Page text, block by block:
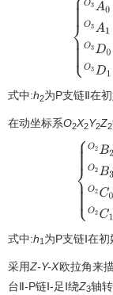
{O 3A
−c
式中:h2为P支链Ⅱ在
在动坐标系O2X2Y2Z2
O B
(
−c
式中:h1为P支链Ⅰ在初
采用Z-Y-X欧拉角来
台Ⅱ-P链Ⅰ-足Ⅰ绕Z3轴